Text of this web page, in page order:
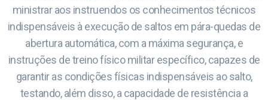
ministrar aos instruendos os conhecimentos técnicos
indispensáveis à execução de saltos em pára-quedas de
abertura automática, com a máxima segurança, e
instruções de treino físico militar específico, capazes de
garantir as condições físicas indispensáveis ao salto,
testando, além disso, a capacidade de resistência a